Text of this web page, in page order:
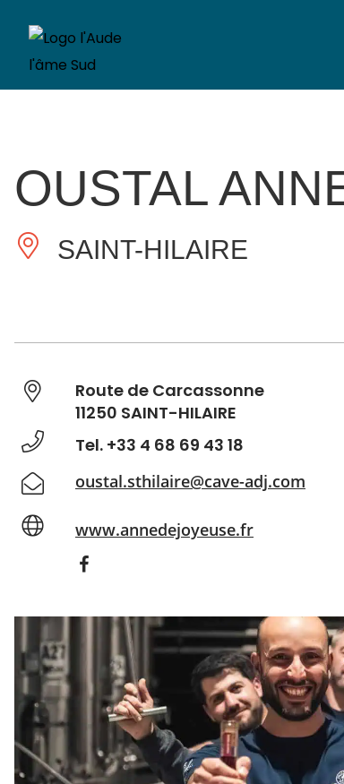
OUSTAL
SAINT-HILAIRE
Route de Carcassonne
11250 SAINT-HILAIRE
Tel. +33 4 68 69 43 18
oustal.sthilaire@cave-adj.com
www.annedejoyeuse.fr